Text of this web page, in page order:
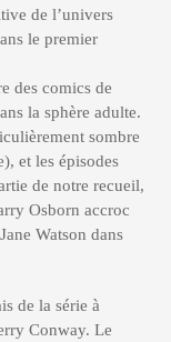
de l’univers
le premier
des comics de
la sphère adulte.
sombre
et les épisodes
de notre recueil,
Osborn accroc
Watson dans
de la série à
Conway. Le